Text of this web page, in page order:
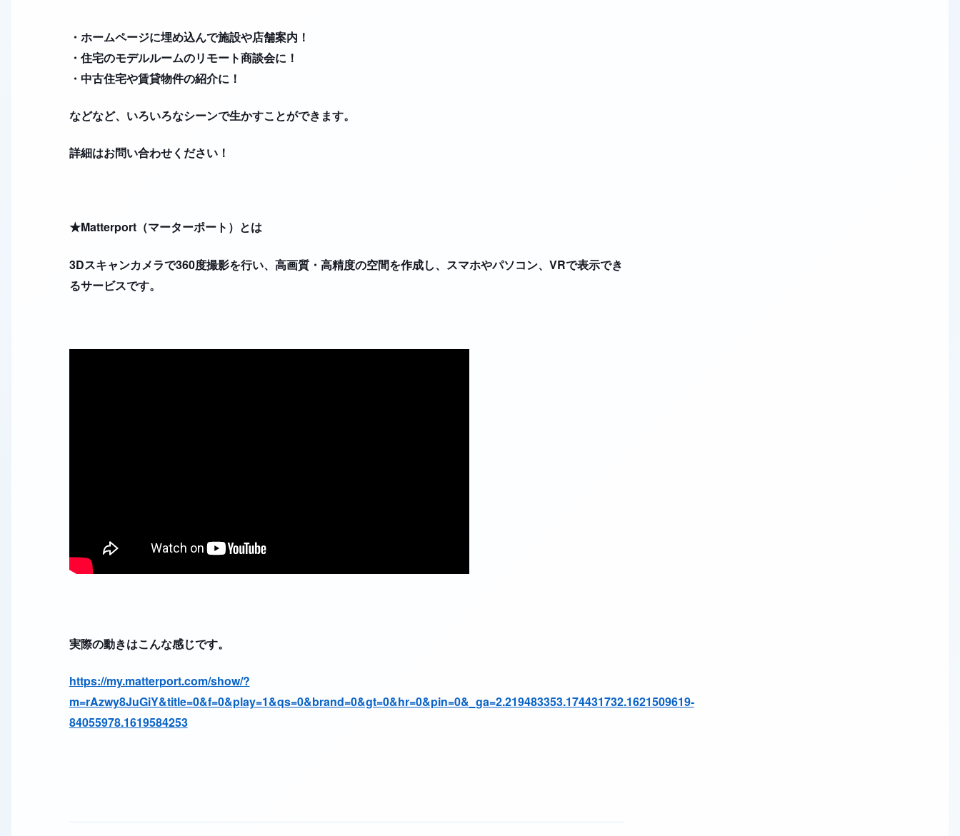
・ホームページに埋め込んで施設や店舗案内！
・住宅のモデルルームのリモート商談会に！
・中古住宅や賃貸物件の紹介に！
などなど、いろいろなシーンで生かすことができます。
詳細はお問い合わせください！
★Matterport（マーターポート）とは
3Dスキャンカメラで360度撮影を行い、高画質・高精度の空間を作成し、スマホやパソコン、VRで表示でき
るサービスです。
実際の動きはこんな感じです。
https://my.matterport.com/show/?
m=rAzwy8JuGiY&title=0&f=0&play=1&qs=0&brand=0&gt=0&hr=0&pin=0&_ga=2.219483353.174431732.1621509619-
84055978.1619584253